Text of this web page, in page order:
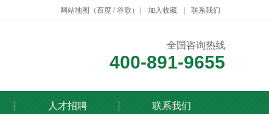
网站地图（百度 /谷歌 ） 加入收藏 联系我们
全国咨询热线
400-891-9655
人才招聘 联系我们